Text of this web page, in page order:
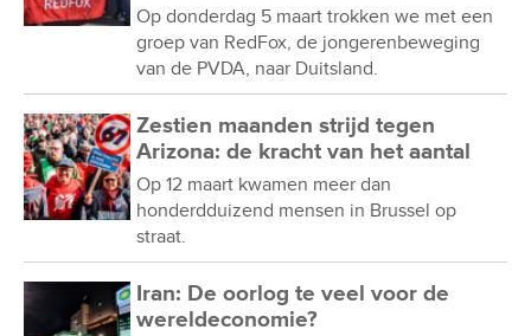
Op donderdag 5 maart trokken we met een
groep van RedFox, de jongerenbeweging
van de PVDA, naar Duitsland.
Zestien maanden strijd tegen
Arizona: de kracht van het aantal
Op 12 maart kwamen meer dan
honderdduizend mensen in Brussel op
straat.
Iran: De oorlog te veel voor de
wereldeconomie?